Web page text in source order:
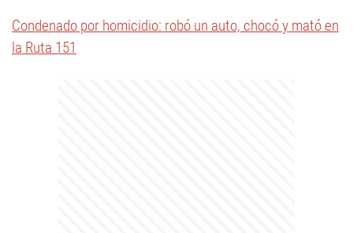
Condenado por homicidio: robó un auto, chocó y mató en
la Ruta 151